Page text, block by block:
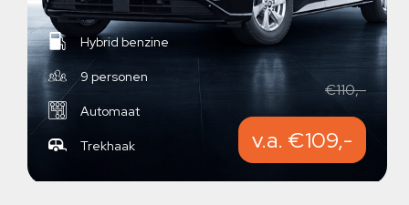
Hybrid benzine
9 personen
Automaat
Trekhaak
€110,-
v.a. €109,-